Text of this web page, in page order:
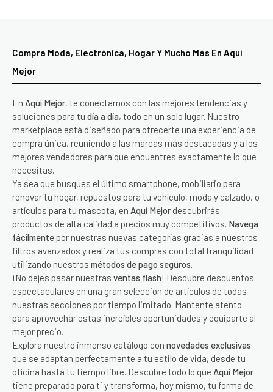
Compra Moda, Electrónica, Hogar Y Mucho Más En Aquí
Mejor
En Aquí Mejor, te conectamos con las mejores tendencias y
soluciones para tu día a día, todo en un solo lugar. Nuestro
marketplace está diseñado para ofrecerte una experiencia de
compra única, reuniendo a las marcas más destacadas y a los
mejores vendedores para que encuentres exactamente lo que
necesitas.
Ya sea que busques el último smartphone, mobiliario para
renovar tu hogar, repuestos para tu vehículo, moda y calzado, o
artículos para tu mascota, en Aquí Mejor descubrirás
productos de alta calidad a precios muy competitivos. Navega
fácilmente por nuestras nuevas categorías gracias a nuestros
filtros avanzados y realiza tus compras con total tranquilidad
utilizando nuestros métodos de pago seguros.
¡No dejes pasar nuestras ventas flash! Descubre descuentos
espectaculares en una gran selección de artículos de todas
nuestras secciones por tiempo limitado. Mantente atento
para aprovechar estas increíbles oportunidades y equiparte al
mejor precio.
Explora nuestro inmenso catálogo con novedades exclusivas
que se adaptan perfectamente a tu estilo de vida, desde tu
oficina hasta tu tiempo libre. Descubre todo lo que Aquí Mejor
tiene preparado para ti y transforma, hoy mismo, tu forma de